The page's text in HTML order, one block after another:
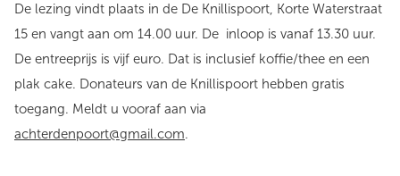
De lezing vindt plaats in de De Knillispoort, Korte Waterstraat
15 en vangt aan om 14.00 uur. De inloop is vanaf 13.30 uur.
De entreeprijs is vijf euro. Dat is inclusief koffie/thee en een
plak cake. Donateurs van de Knillispoort hebben gratis
toegang. Meldt u vooraf aan via
achterdenpoort@gmail.com.